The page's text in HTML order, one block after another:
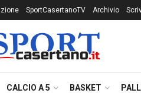
SportCasertanoTV Archivio
CALCIO A 5 BASKET